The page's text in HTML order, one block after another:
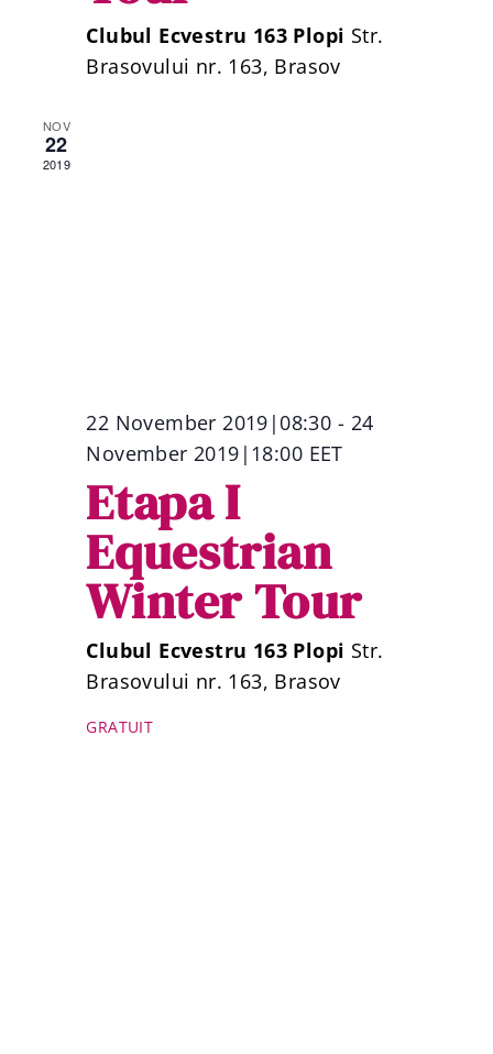
Clubul Ecvestru 163 Plopi Str.
Brasovului nr. 163, Brasov
NOV
22
2019
22 November 2019|08:30 - 24
November 2019|18:00 EET
Etapa I
Equestrian
Winter Tour
Clubul Ecvestru 163 Plopi Str.
Brasovului nr. 163, Brasov
GRATUIT